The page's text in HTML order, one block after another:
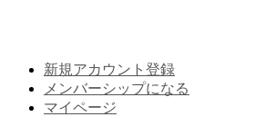
新規アカウント登録
メンバーシップになる
マイページ